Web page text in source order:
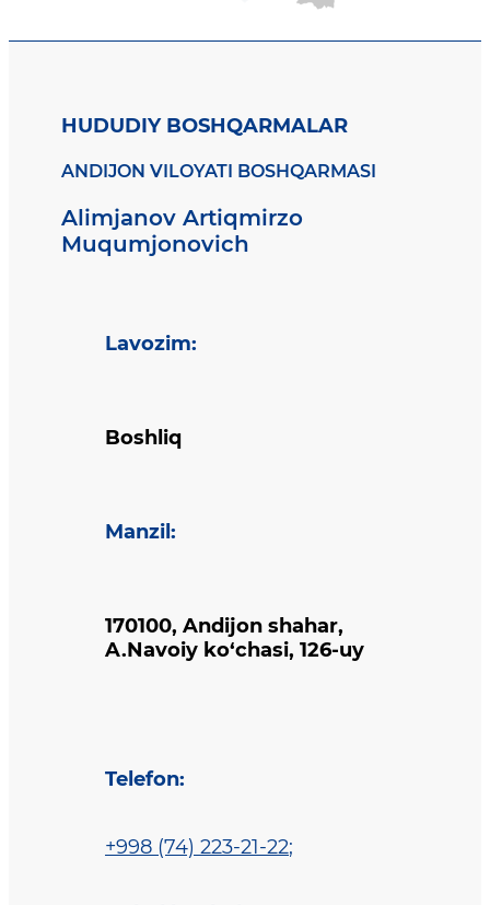
HUDUDIY BOSHQARMALAR
ANDIJON VILOYATI BOSHQARMASI
Alimjanov Artiqmirzo
Muqumjonovich
Lavozim:
Boshliq
Manzil :
170100, Andijon shahar,
A.Navoiy ko‘chasi, 126-uy
Telefon:
+998 (74) 223-21-22;